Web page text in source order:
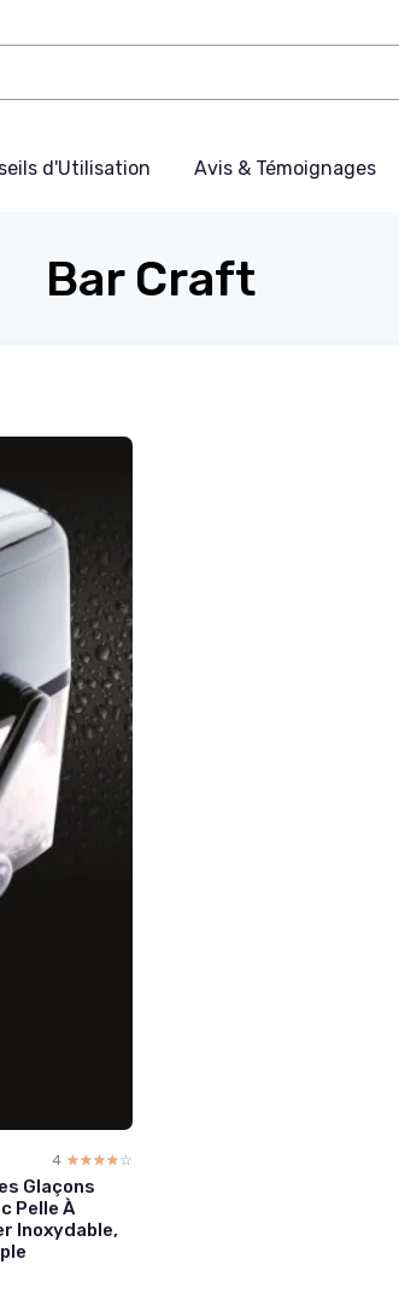
d'Utilisation Avis & Témoignages
Bar Craft
4 ☆☆☆☆☆
★★★★★
Glaçons
Pelle À
Inoxydable,